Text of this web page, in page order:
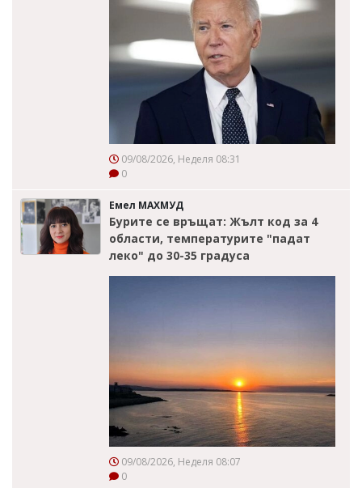
09/08/2026, Неделя 08:31
0
Емел МАХМУД
Бурите се връщат: Жълт код за 4
области, температурите "падат
леко" до 30-35 градуса
09/08/2026, Неделя 08:07
0